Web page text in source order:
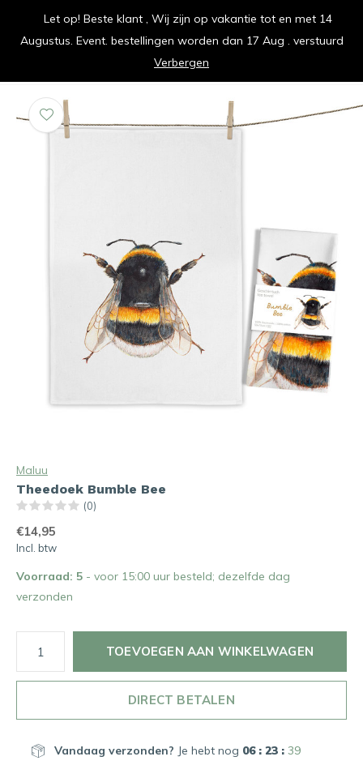
vrolijk je keuken op
Maluu
Theedoek Bumble Bee
(0)
€14,95
Incl. btw
Voorraad: 5 - voor 15:00 uur besteld; dezelfde dag
verzonden
TOEVOEGEN AAN WINKELWAGEN
DIRECT BETALEN
Vandaag verzonden? Je hebt nog 06 : 23 : 38
Let op! Beste klant , Wij zijn op vakantie tot en met 14
Augustus. Event. bestellingen worden dan 17 Aug . verstuurd
Verbergen